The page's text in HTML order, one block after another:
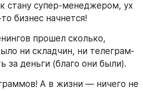
стану супер-менеджером, ух
бизнес начнется!
прошел сколько,
ни складчин, ни телеграм-
за деньги (благо они были).
А в жизни — ничего не